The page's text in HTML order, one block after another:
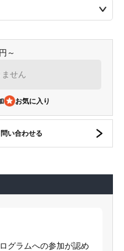
～
せん
い合わせる
グラムへの参加が認め